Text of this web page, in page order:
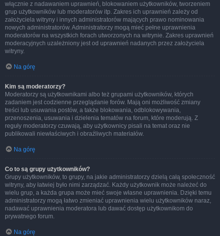
włącznie z nadawaniem uprawnień, blokowaniem użytkowników, tworzeniem
grup użytkowników lub moderatorów itp. Zakres ich uprawnień zależy od
założyciela witryny i innych administratorów mających prawo nominowania
nowych administratorów. Administratorzy mogą mieć pełne uprawnienia
moderatorów na wszystkich forach utworzonych na witrynie. Zakres uprawnień
moderacyjnych uzależniony jest od uprawnień nadanych przez założyciela
witryny.
Na górę
Kim są moderatorzy?
Moderatorzy są użytkownikami albo też grupami użytkowników, których
zadaniem jest codzienne przeglądanie forów. Mają oni możliwość zmiany
treści lub usuwania postów, a także blokowania, odblokowywania,
przenoszenia, usuwania i dzielenia tematów na forum, które moderują. Z
reguły moderatorzy czuwają, aby użytkownicy pisali na temat oraz nie
publikowali niewłaściwych i obraźliwych materiałów.
Na górę
Co to są grupy użytkowników?
Grupy użytkowników, to grupy, na jakie administratorzy dzielą całą społeczność
witryny, aby łatwiej było nimi zarządzać. Każdy użytkownik może należeć do
wielu grup, a każda grupa może mieć swoje własne uprawnienia. Dzięki temu
administratorzy mogą łatwo zmieniać uprawnienia wielu użytkowników naraz,
nadawać uprawnienia moderatora lub dawać dostęp użytkownikom do
prywatnego forum.
Na górę